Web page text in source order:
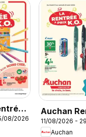
08/2026
Auchan
scolaire
11/08/2026 -
Auchan